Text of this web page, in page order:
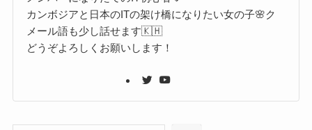
カンボジアと日本のITの架け橋になりたい女の子🌸ク
メール語も少し話せます🇰🇭
どうぞよろしくお願いします！